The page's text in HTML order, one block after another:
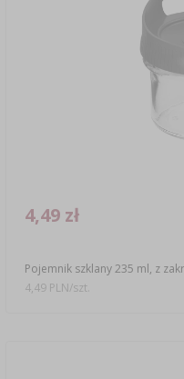
Pojemnik szklany 235 ml, z
4,49 zł
4,49 PLN/szt.